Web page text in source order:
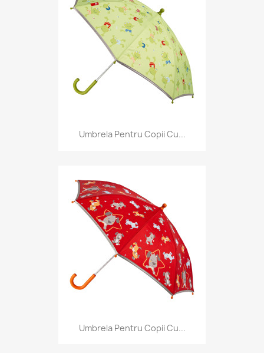
Umbrela Pentru Copii Cu...
Umbrela Pentru Copii Cu...